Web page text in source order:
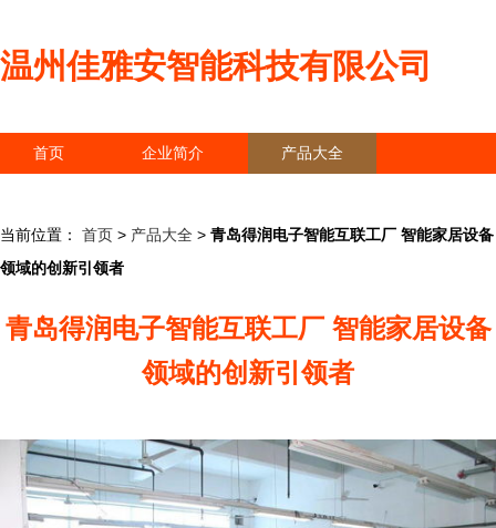
温州佳雅安智能科技有限公司
首页 企业简介 产品大全
当前位置： 首页 > 产品大全 > 青岛得润电子智能互联工厂 智能家居设备
领域的创新引领者
青岛得润电子智能互联工厂 智能家居设备
领域的创新引领者